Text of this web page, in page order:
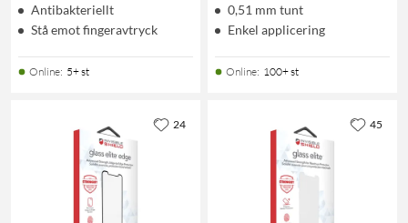
Antibakteriellt
Stå emot fingeravtryck
Online: 5+ st
0,51 mm tunt
Enkel applicering
Online: 100+ st
24 45